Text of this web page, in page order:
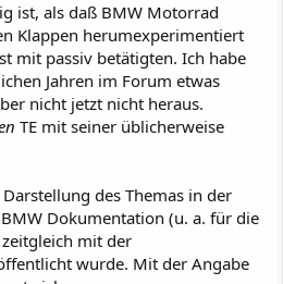
ist, als daß BMW Motorrad
Klappen herumexperimentiert
mit passiv betätigten. Ich habe
Jahren im Forum etwas
nicht jetzt nicht heraus.
TE mit seiner üblicherweise
des Themas in der
Dokumentation (u. a. für die
mit der
wurde. Mit der Angabe